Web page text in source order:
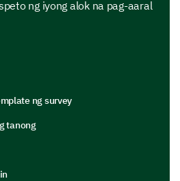
schedule
areas of improvement
our distance learning
learning program?
for each area you select
ng iyong alok na pag-aaral
ng survey
tanong